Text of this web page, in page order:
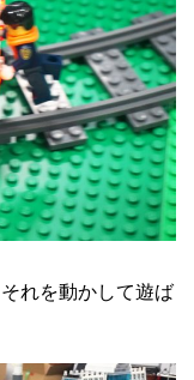
れを動かして遊ば